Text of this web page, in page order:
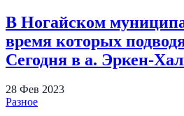
В Ногайском
время которых
Сегодня в а. Эркен-
28 Фев 2023
Разное